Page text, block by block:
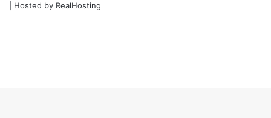
| Hosted by RealHosting